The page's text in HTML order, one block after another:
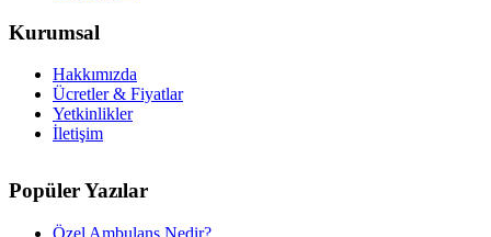
Kurumsal
Hakkımızda
Ücretler & Fiyatlar
Yetkinlikler
İletişim
Popüler Yazılar